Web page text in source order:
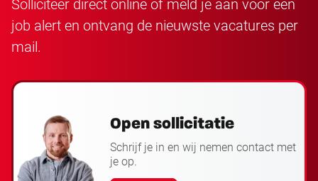
Solliciteer direct online of meld je aan voor een
job alert en ontvang de nieuwste vacatures per
mail.
Open sollicitatie
Schrijf je in en wij nemen contact met
je op.